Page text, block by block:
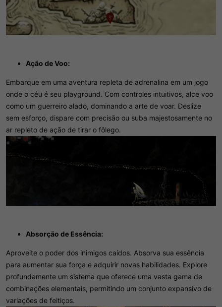
Ação de Voo:
Embarque em uma aventura repleta de adrenalina em um jogo
onde o céu é seu playground. Com controles intuitivos, alce voo
como um guerreiro alado, dominando a arte de voar. Deslize
sem esforço, dispare com precisão ou suba majestosamente no
ar repleto de ação de tirar o fôlego.
Absorção de Essência:
Aproveite o poder dos inimigos caídos. Absorva sua essência
para aumentar sua força e adquirir novas habilidades. Explore
profundamente um sistema que oferece uma vasta gama de
combinações elementais, permitindo um conjunto expansivo de
variações de feitiços.